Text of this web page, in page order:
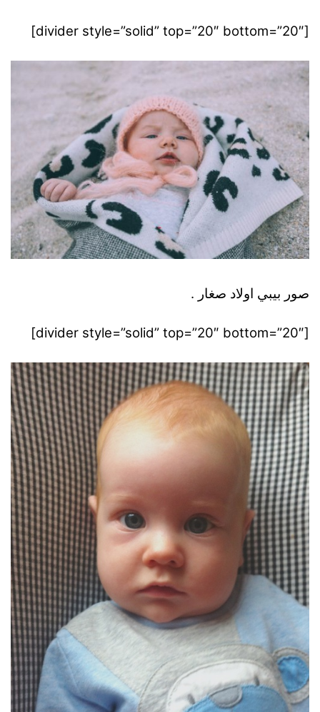
[divider style=”solid” top=”20″ bottom=”20″]
صور بيبي اولاد صغار .
[divider style=”solid” top=”20″ bottom=”20″]